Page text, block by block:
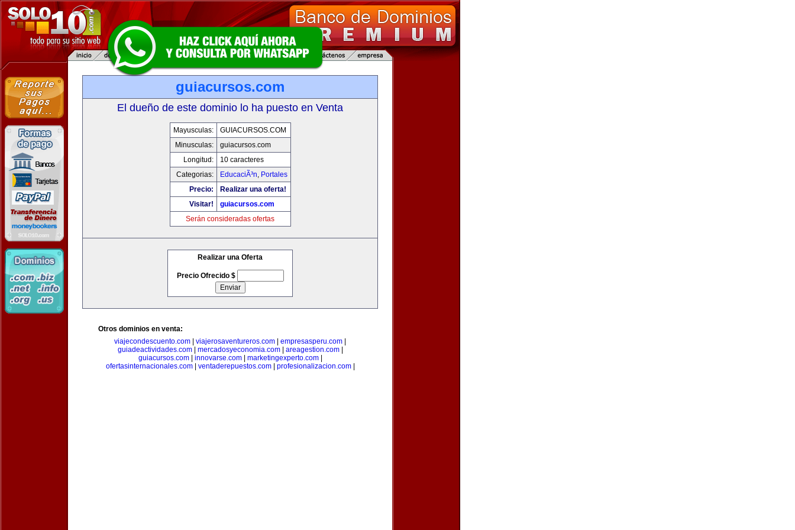
guiacursos.com
El dueño de este dominio lo ha puesto en Venta
Mayusculas:
GUIACURSOS.COM
Minusculas:
guiacursos.com
Longitud:
10 caracteres
Categorias:
EducaciÃ³n, Portales
Precio:
Realizar una oferta!
Visitar!
guiacursos.com
Serán consideradas ofertas
Realizar una Oferta
Precio Ofrecido $
Otros dominios en venta:
viajecondescuento.com
viajerosaventureros.com empresasperu.com
guiadeactividades.com| mercadosyeconomia.com| areagestion.com|
guiacursos.com| innovarse.com| marketingexperto.com|
ofertasinternacionales.com| ventaderepuestos.com| profesionalizacion.com|